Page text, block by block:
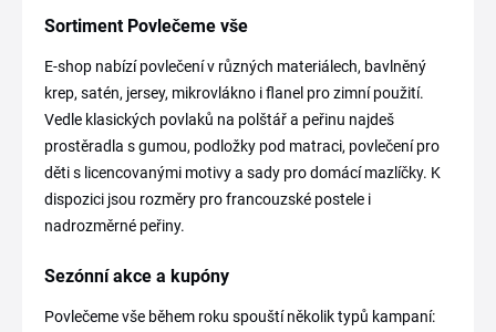
Sortiment Povlečeme vše
E-shop nabízí povlečení v různých materiálech, bavlněný
krep, satén, jersey, mikrovlákno i flanel pro zimní použití.
Vedle klasických povlaků na polštář a peřinu najdeš
prostěradla s gumou, podložky pod matraci, povlečení pro
děti s licencovanými motivy a sady pro domácí mazlíčky. K
dispozici jsou rozměry pro francouzské postele i
nadrozměrné peřiny.
Sezónní akce a kupóny
Povlečeme vše během roku spouští několik typů kampaní: